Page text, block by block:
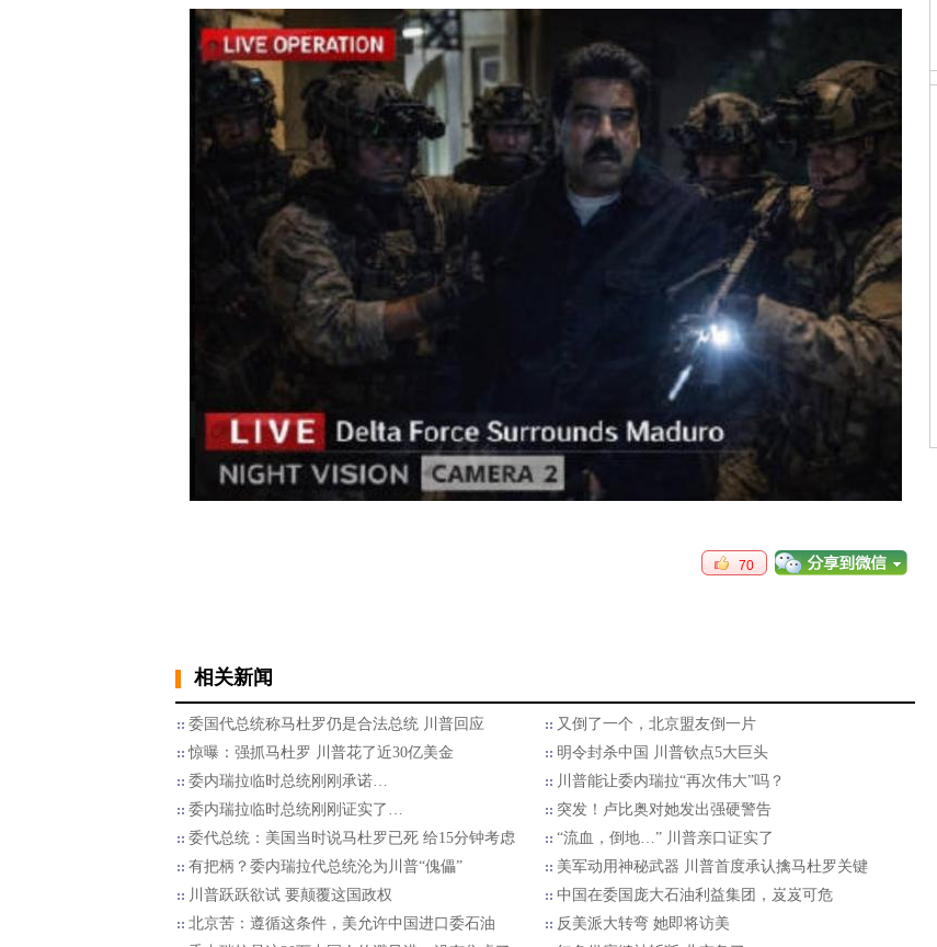
70
相关新闻
委国代总统称马杜罗仍是合法总统 川普回应
又倒了一个，北京盟友倒一片
惊曝：强抓马杜罗 川普花了近30亿美金
明令封杀中国 川普钦点5大巨头
委内瑞拉临时总统刚刚承诺…
川普能让委内瑞拉“再次伟大”吗？
委内瑞拉临时总统刚刚证实了…
突发！卢比奥对她发出强硬警告
委代总统：美国当时说马杜罗已死 给15分钟考虑
“流血，倒地…” 川普亲口证实了
有把柄？委内瑞拉代总统沦为川普“傀儡”
美军动用神秘武器 川普首度承认擒马杜罗关键
川普跃跃欲试 要颠覆这国政权
中国在委国庞大石油利益集团，岌岌可危
北京苦：遵循这条件，美允许中国进口委石油
反美派大转弯 她即将访美